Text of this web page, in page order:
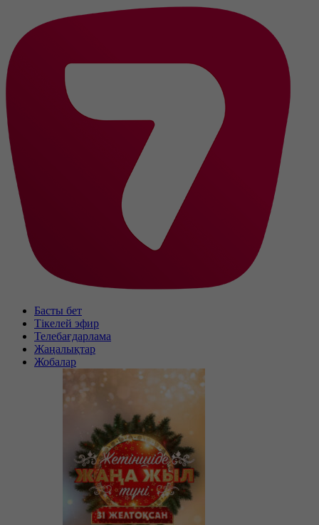
Басты бет
Тікелей эфир
Телебағдарлама
Жаңалықтар
Жобалар